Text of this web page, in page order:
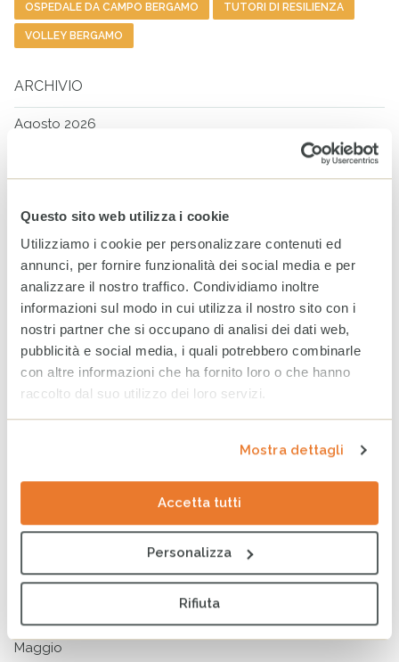
Questo sito web utilizza i cookie
Utilizziamo i cookie per personalizzare contenuti ed
annunci, per fornire funzionalità dei social media e per
analizzare il nostro traffico. Condividiamo inoltre
informazioni sul modo in cui utilizza il nostro sito con i
nostri partner che si occupano di analisi dei dati web,
pubblicità e social media, i quali potrebbero combinarle
con altre informazioni che ha fornito loro o che hanno
raccolto dal suo utilizzo dei loro servizi.
Mostra dettagli
Accetta tutti
Personalizza
Rifiuta
OSPEDALE DA CAMPO BERGAMO TUTORI DI RESILIENZA
VOLLEY BERGAMO
ARCHIVIO
Agosto 2026
Maggio 2026
Marzo 2026
ARCHIVIO
2025 2024 2023
Dicembre
Ottobre
Luglio
Maggio